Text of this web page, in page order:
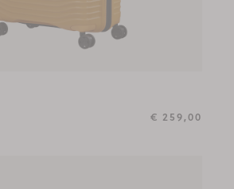
€ 259,00